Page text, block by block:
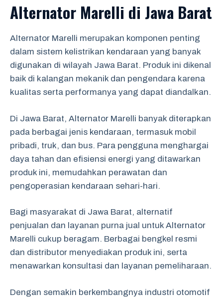
Alternator Marelli di Jawa Barat
Alternator Marelli merupakan komponen penting
dalam sistem kelistrikan kendaraan yang banyak
digunakan di wilayah Jawa Barat. Produk ini dikenal
baik di kalangan mekanik dan pengendara karena
kualitas serta performanya yang dapat diandalkan.
Di Jawa Barat, Alternator Marelli banyak diterapkan
pada berbagai jenis kendaraan, termasuk mobil
pribadi, truk, dan bus. Para pengguna menghargai
daya tahan dan efisiensi energi yang ditawarkan
produk ini, memudahkan perawatan dan
pengoperasian kendaraan sehari-hari.
Bagi masyarakat di Jawa Barat, alternatif
penjualan dan layanan purna jual untuk Alternator
Marelli cukup beragam. Berbagai bengkel resmi
dan distributor menyediakan produk ini, serta
menawarkan konsultasi dan layanan pemeliharaan.
Dengan semakin berkembangnya industri otomotif